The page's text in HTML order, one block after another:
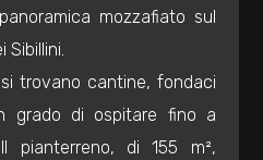
mozzafiato sul
Sibillini.
trovano cantine, fondaci
grado di ospitare fino a
pianterreno, di 155 m²,